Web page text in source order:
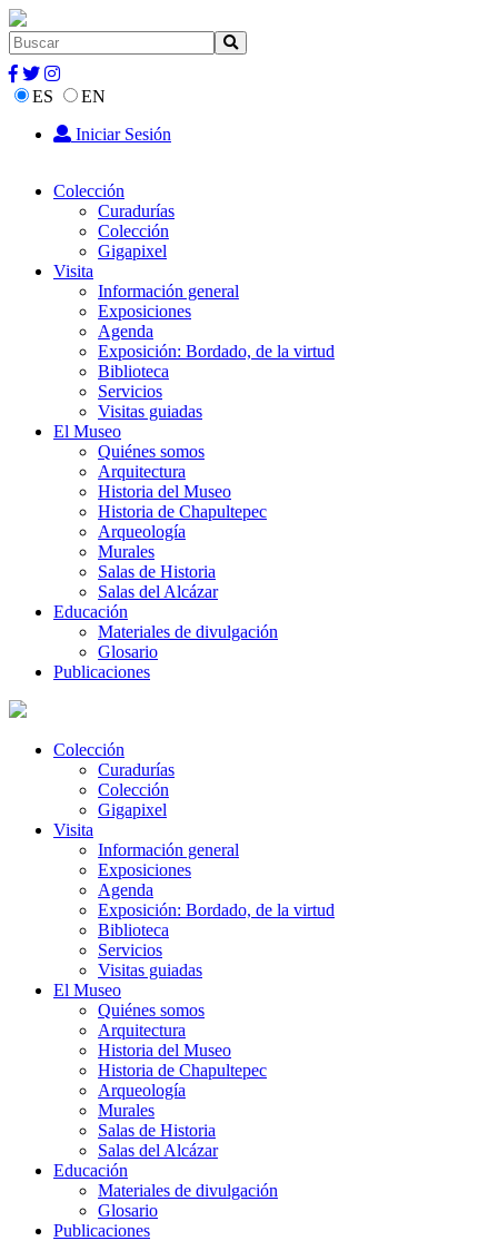
ES
EN
Iniciar Sesión
Colección
Curadurías
Colección
Gigapixel
Visita
Información general
Exposiciones
Agenda
Exposición: Bordado, de la virtud
Biblioteca
Servicios
Visitas guiadas
El Museo
Quiénes somos
Arquitectura
Historia del Museo
Historia de Chapultepec
Arqueología
Murales
Salas de Historia
Salas del Alcázar
Educación
Materiales de divulgación
Glosario
Publicaciones
Colección
Curadurías
Colección
Gigapixel
Visita
Información general
Exposiciones
Agenda
Exposición: Bordado, de la virtud
Biblioteca
Servicios
Visitas guiadas
El Museo
Quiénes somos
Arquitectura
Historia del Museo
Historia de Chapultepec
Arqueología
Murales
Salas de Historia
Salas del Alcázar
Educación
Materiales de divulgación
Glosario
Publicaciones